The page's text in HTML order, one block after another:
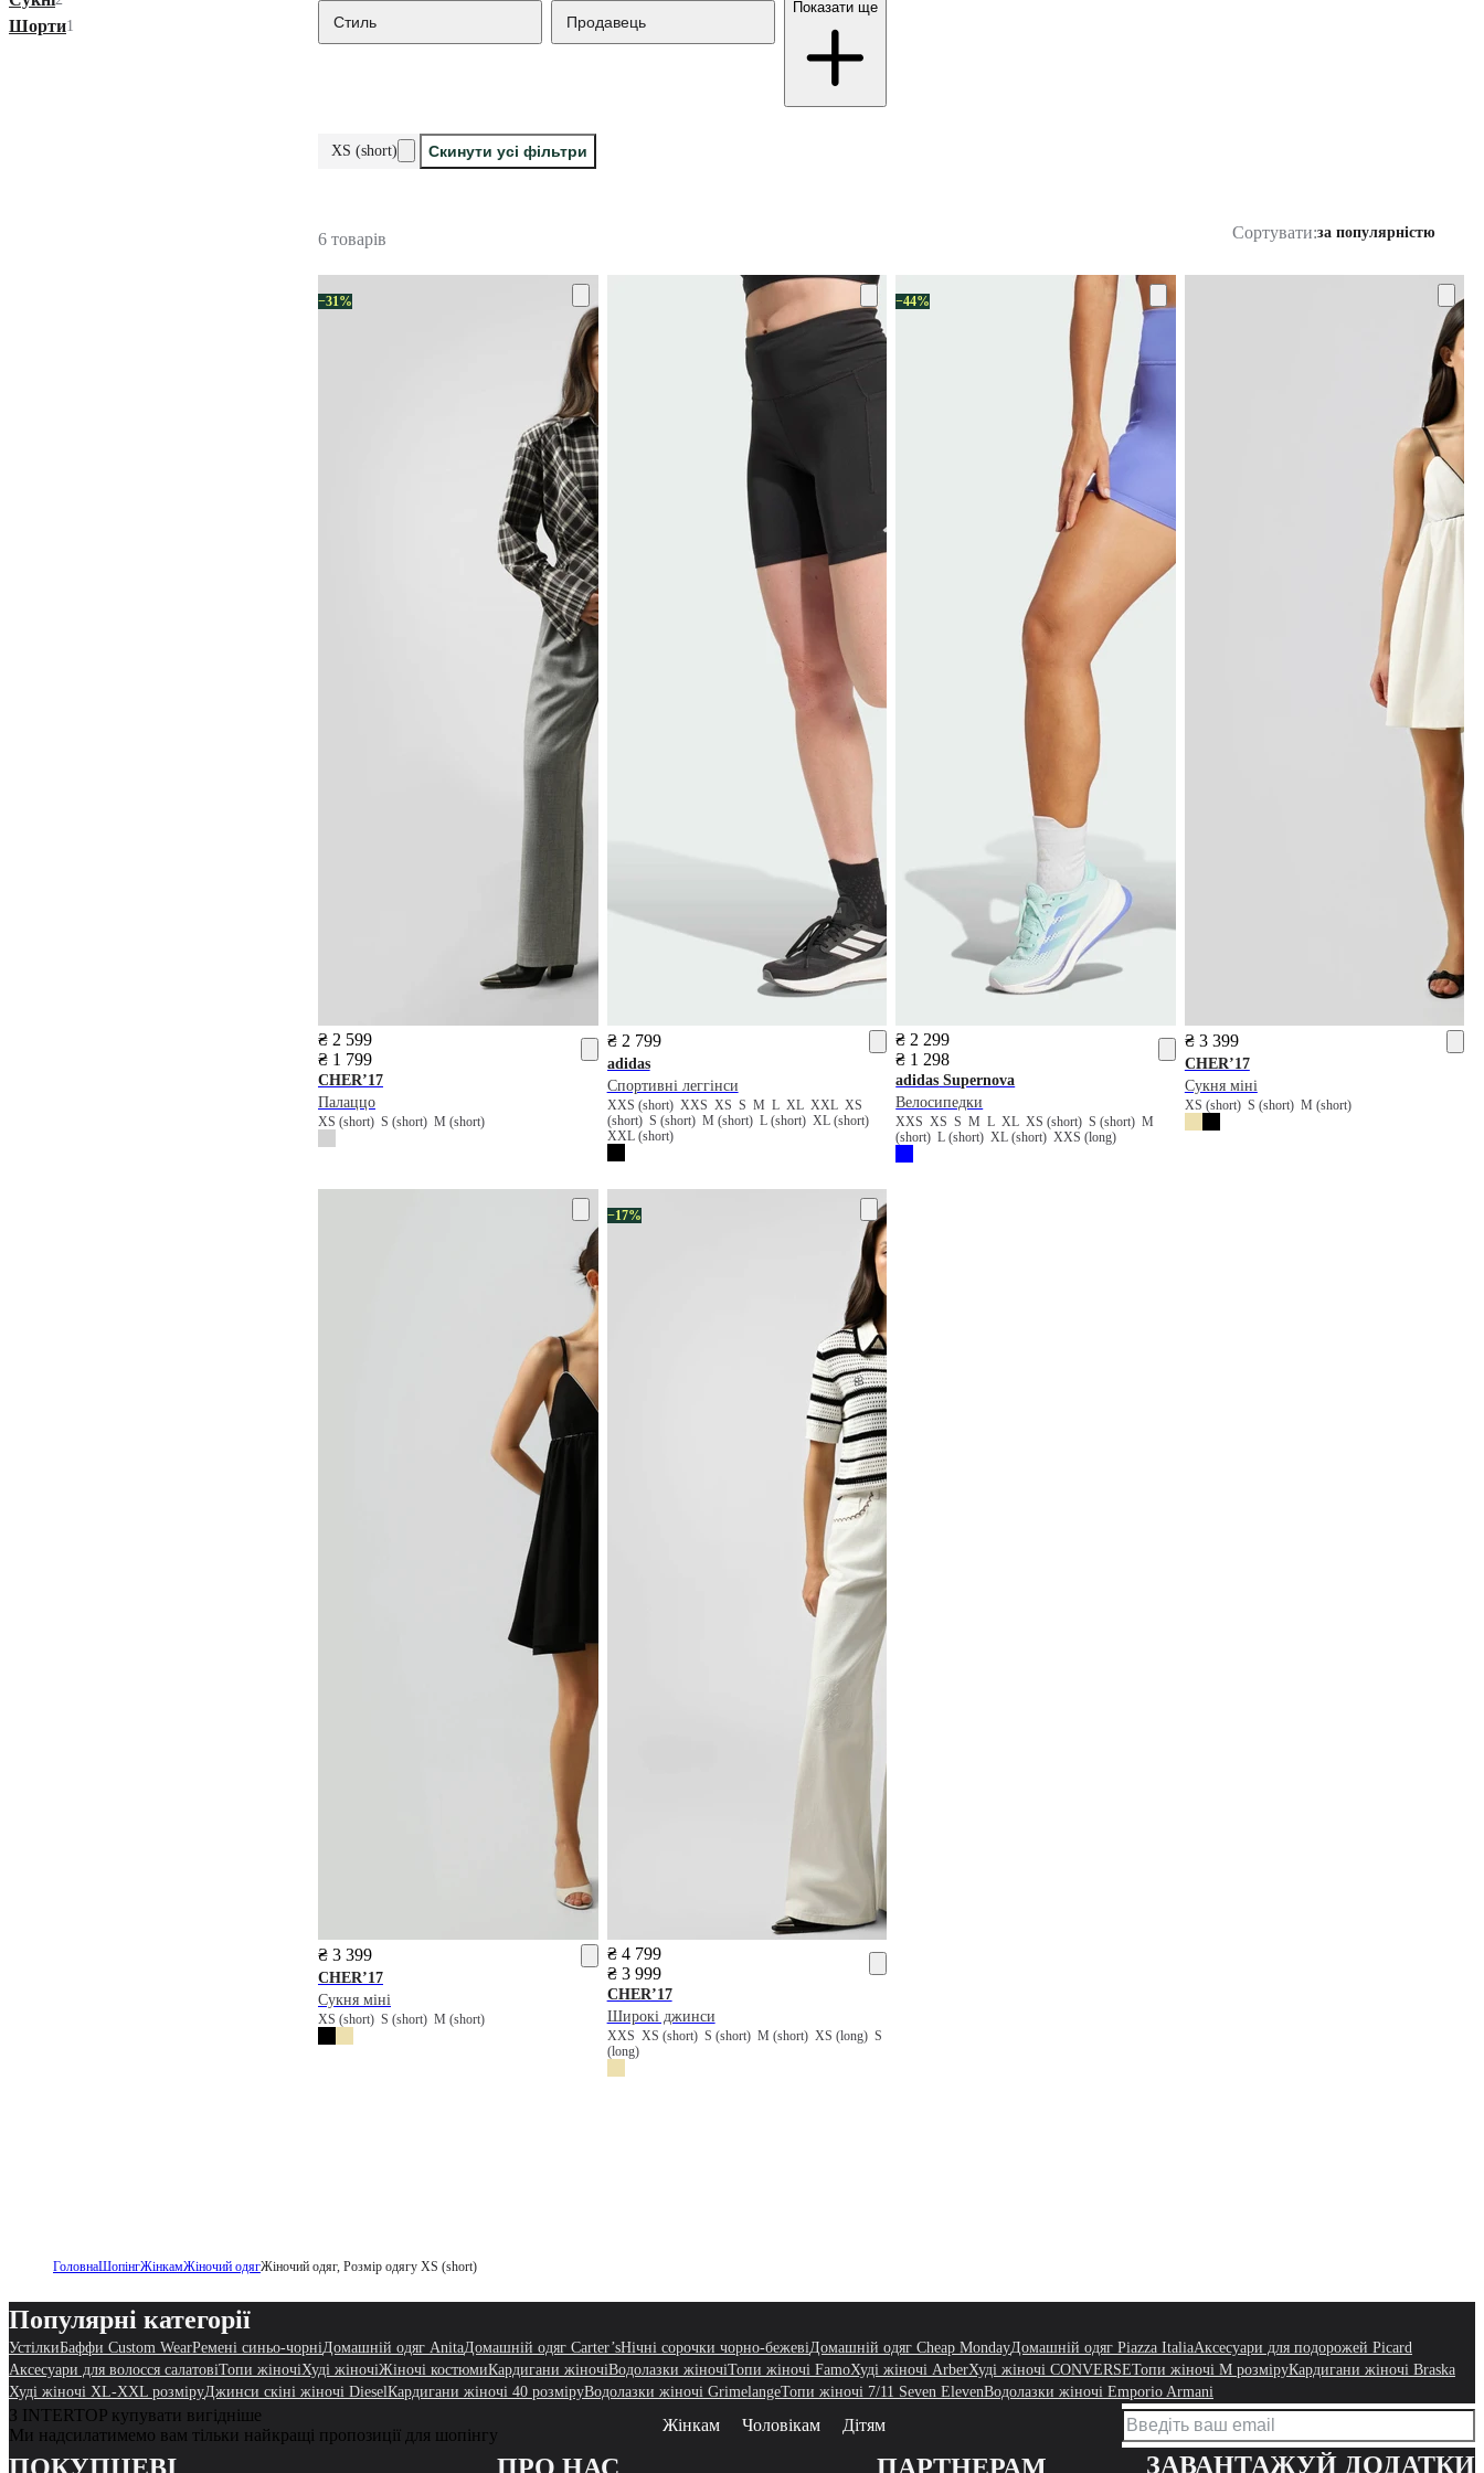
Шорти1 Стиль Продавець
Показати ще
XS (short) Скинути усі фільтри
6 товарів Сортувати:за популярністю
−31%
₴ 2 599
₴ 1 799
CHER’17
Палаццо
XS (short) S (short) M (short)
₴ 2 799
adidas
Спортивні леггінси
XXS (short) XXS XS S M L XL XXL XS
(short) S (short) M (short) L (short) XL (short)
XXL (short)
−44%
₴ 2 299
₴ 1 298
adidas Supernova
Велосипедки
XXSXSSMLXLXS (short)S (short)M
(short)L (short)XL (short)XXS (long)
₴ 3 399
CHER’17
Сукня міні
XS (short) S (short) M (short)
₴ 3 399
CHER’17
Сукня міні
XS (short) S (short) M (short)
−17%
₴ 4 799
₴ 3 999
CHER’17
Широкі джинси
XXS XS (short) S (short) M (short) XS (long) S
(long)
ГоловнаШопінгЖінкамЖіночий одягЖіночий одяг, Розмір одягу XS (short)
Популярні категорії
УстілкиБаффи Custom WearРемені синьо-чорніДомашній одяг AnitaДомашній одяг Carter’sНічні сорочки чорно-бежевіДомашній одяг Cheap MondayДомашній одяг Piazza ItaliaАксесуари для подорожей Picard
Аксесуари для волосся салатовіТопи жіночіХуді жіночіЖіночі костюмиКардигани жіночіВодолазки жіночіТопи жіночі FamoХуді жіночі ArberХуді жіночі CONVERSEТопи жіночі M розміруКардигани жіночі Braska
Худі жіночі XL-XXL розміруДжинси скіні жіночі DieselКардигани жіночі 40 розміруВодолазки жіночі GrimelangeТопи жіночі 7/11 Seven ElevenВодолазки жіночі Emporio Armani
З INTERTOP купувати вигідніше
Ми надсилатимемо вам тільки найкращі пропозиції для шопінгу
Жінкам Чоловікам Дітям
ЗАВАНТАЖУЙ ДОДАТКИ